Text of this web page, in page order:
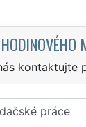
kontaktujte